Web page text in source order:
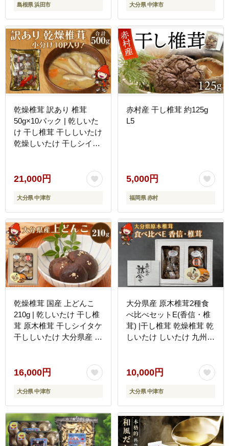
島根県 浜田市 大分県 中津市
乾燥椎茸 訳あり 椎茸
50g×10パック | 乾しいた
け 干し椎茸 干ししいたけ
乾燥しいたけ 干しシイタ
21,000円
大分県 中津市
赤村産 干し椎茸 約125g
L5
5,000円
福岡県 赤村
乾燥椎茸 国産 上どんこ
210g | 乾しいたけ 干し椎
茸 原木椎茸 干しシイタケ
干ししいたけ 大分県産 九
16,000円
大分県 中津市
大分県産 原木椎茸2種食
べ比べセットE(香信・椎
茸) |干し椎茸 乾燥椎茸 乾
しいたけ しいたけ 九州産
10,000円
大分県 中津市